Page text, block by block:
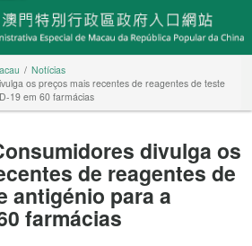
Notícias
os preços mais recentes de reagentes de teste
19 em 60 farmácias
divulga os
de reagentes de
antigénio para a
farmácias